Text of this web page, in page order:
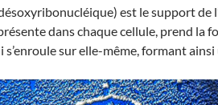
est le support de
dans chaque cellule, prend la
s’enroule sur elle-même, formant